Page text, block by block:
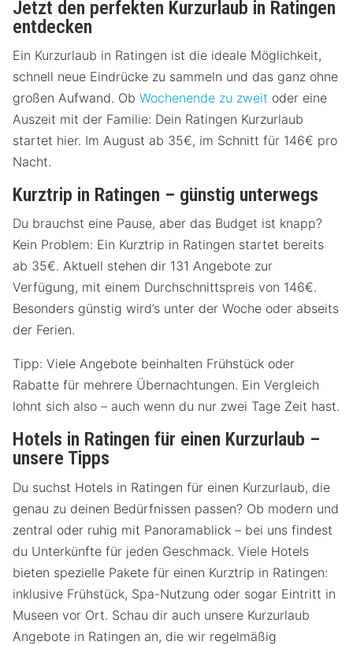
Jetzt den perfekten Kurzurlaub in Ratingen
entdecken
Ein Kurzurlaub in Ratingen ist die ideale Möglichkeit,
schnell neue Eindrücke zu sammeln und das ganz ohne
großen Aufwand. Ob Wochenende zu zweit oder eine
Auszeit mit der Familie: Dein Ratingen Kurzurlaub
startet hier. Im August ab 35€, im Schnitt für 146€ pro
Nacht.
Kurztrip in Ratingen – günstig unterwegs
Du brauchst eine Pause, aber das Budget ist knapp?
Kein Problem: Ein Kurztrip in Ratingen startet bereits
ab 35€. Aktuell stehen dir 131 Angebote zur
Verfügung, mit einem Durchschnittspreis von 146€.
Besonders günstig wird’s unter der Woche oder abseits
der Ferien.
Tipp: Viele Angebote beinhalten Frühstück oder
Rabatte für mehrere Übernachtungen. Ein Vergleich
lohnt sich also – auch wenn du nur zwei Tage Zeit hast.
Hotels in Ratingen für einen Kurzurlaub –
unsere Tipps
Du suchst Hotels in Ratingen für einen Kurzurlaub, die
genau zu deinen Bedürfnissen passen? Ob modern und
zentral oder ruhig mit Panoramablick – bei uns findest
du Unterkünfte für jeden Geschmack. Viele Hotels
bieten spezielle Pakete für einen Kurztrip in Ratingen:
inklusive Frühstück, Spa-Nutzung oder sogar Eintritt in
Museen vor Ort. Schau dir auch unsere Kurzurlaub
Angebote in Ratingen an, die wir regelmäßig